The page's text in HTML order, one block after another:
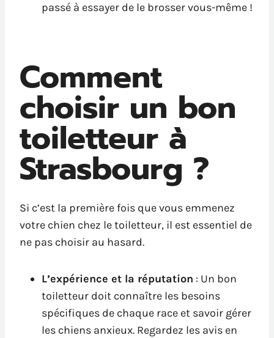
passé à essayer de le brosser vous-même !
Comment
choisir un bon
toiletteur à
Strasbourg ?
Si c’est la première fois que vous emmenez
votre chien chez le toiletteur, il est essentiel de
ne pas choisir au hasard.
L’expérience et la réputation : Un bon
toiletteur doit connaître les besoins
spécifiques de chaque race et savoir gérer
les chiens anxieux. Regardez les avis en